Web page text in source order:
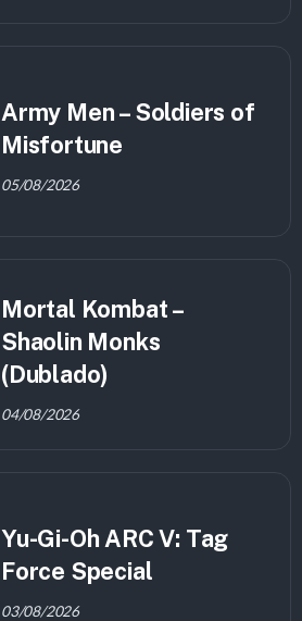
Army Men – Soldiers of
Misfortune
05/08/2026
Mortal Kombat –
Shaolin Monks
(Dublado)
04/08/2026
Yu-Gi-Oh ARC V: Tag
Force Special
03/08/2026